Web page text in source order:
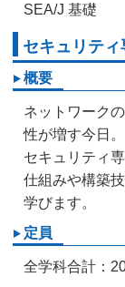
SEA/J 基礎
セキュリティ
概要
ネットワーク
性が増す今日。
セキュリティ
仕組みや構築
学びます。
定員
全学科合計：